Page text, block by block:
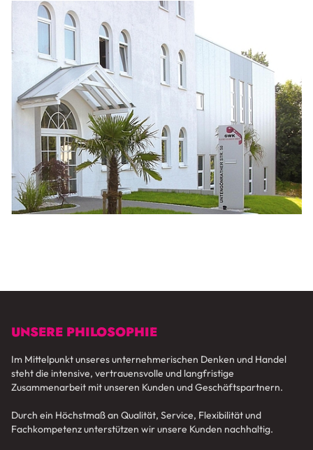
UNSERE PHILOSOPHIE
Im Mittelpunkt unseres unternehmerischen Denken und Handel
steht die intensive, vertrauensvolle und langfristige
Zusammenarbeit mit unseren Kunden und Geschäftspartnern.
Durch ein Höchstmaß an Qualität, Service, Flexibilität und
Fachkompetenz unterstützen wir unsere Kunden nachhaltig.